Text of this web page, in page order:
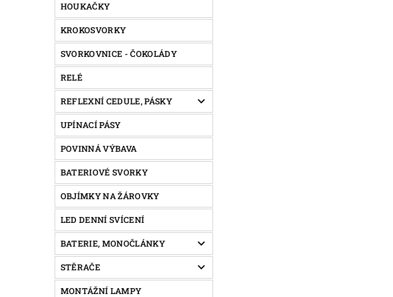
HOUKAČKY
KROKOSVORKY
SVORKOVNICE - ČOKOLÁDY
RELÉ
REFLEXNÍ CEDULE, PÁSKY
UPÍNACÍ PÁSY
POVINNÁ VÝBAVA
BATERIOVÉ SVORKY
OBJÍMKY NA ŽÁROVKY
LED DENNÍ SVÍCENÍ
BATERIE, MONOČLÁNKY
STĚRAČE
MONTÁŽNÍ LAMPY